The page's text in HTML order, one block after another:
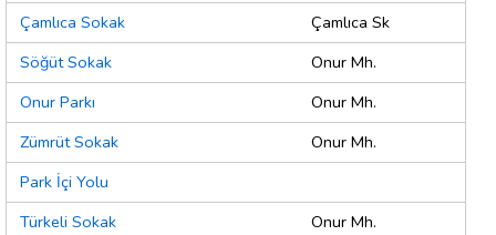
Çamlıca Sokak
Çamlıca Sk
Söğüt Sokak
Onur Mh.
Onur Parkı
Onur Mh.
Zümrüt Sokak
Onur Mh.
Park İçi Yolu
Türkeli Sokak
Onur Mh.